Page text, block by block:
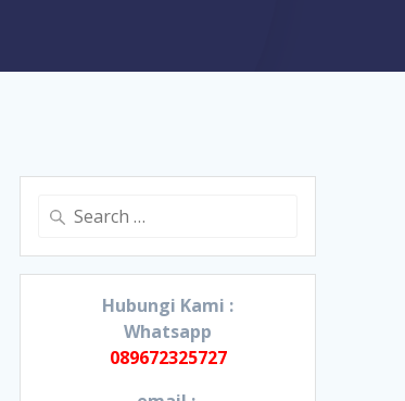
Search
Hubungi Kami :
Whatsapp
089672325727